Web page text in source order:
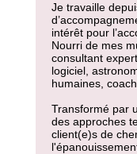
Je travaille
intérêt pour
Nourri de mes
consultant
logiciel,
humaines,
Transformé par
des approches
client(e)s de